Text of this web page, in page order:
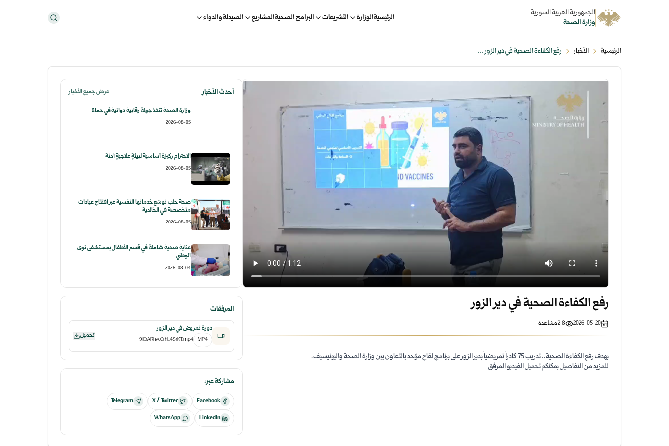
الجمهورية العربية السورية
وزارة الصحة
الرئيسيةالوزارة التشريعات البرامج الصحيةالمشاريع الصيدلة والدواء
الرئيسية الأخبار رفع الكفاءة الصحية في دير الزور ...
أحدث الأخبار عرض جميع الأخبار
وزارة الصحة تنفذ جولة رقابية دوائية في حماة
2026-08-05
الاحترام ركيزة أساسية لبيئةٍ علاجيةٍ آمنة
2026-08-05
صحة حلب توسّع خدماتها النفسية عبر افتتاح عيادات
متخصصة في الخالدية
2026-08-05
عناية صحية شاملة في قسم الأطفال بمستشفى نوى
الوطني
2026-08-04
المرفقات
دورة تمريض في دير الزور
MP4
91ErARhvcOrhL4SrKT.mp4 تحميل
مشاركة عبر:
Facebook
X / Twitter
Telegram
LinkedIn
WhatsApp
رفع الكفاءة الصحية في دير الزور
2026-05-20
218مشاهدة
بهدف رفع الكفاءة الصحية.. تدريب 75 كادراً تمريضياً بدير الزور على برنامج لقاح موّحد بالتعاون بين وزارة الصحة واليونيسيف.
للمزيد من التفاصيل يمكنكم تحميل الفيديو المرفق